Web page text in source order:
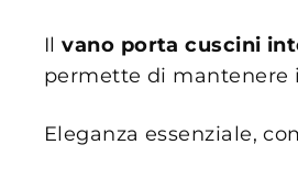
Ilvano porta cuscini
permette di mantenere
Eleganza essenziale,